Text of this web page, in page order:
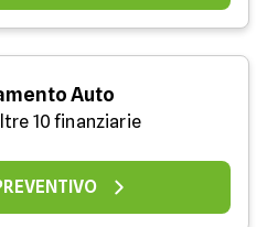
Auto
10 finanziarie